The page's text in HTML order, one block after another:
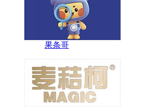
果条哥